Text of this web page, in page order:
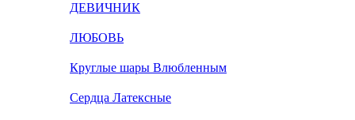
ДЕВИЧНИК
ЛЮБОВЬ
Круглые шары Влюбленным
Сердца Латексные